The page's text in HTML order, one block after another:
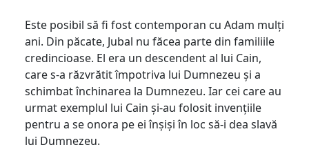
Este posibil să fi fost contemporan cu Adam mulți
ani. Din păcate, Jubal nu făcea parte din familiile
credincioase. El era un descendent al lui Cain,
care s-a răzvrătit împotriva lui Dumnezeu și a
schimbat închinarea la Dumnezeu. Iar cei care au
urmat exemplul lui Cain și-au folosit invențiile
pentru a se onora pe ei înșiși în loc să-i dea slavă
lui Dumnezeu.